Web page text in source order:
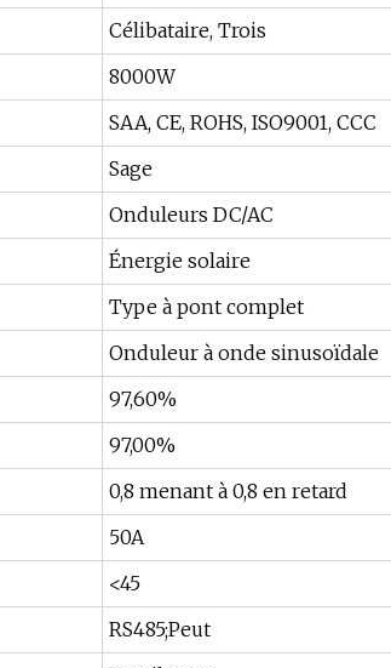
Célibataire, Trois
8000W
SAA, CE, ROHS, ISO9001, CCC
Sage
Onduleurs DC/AC
Énergie solaire
Type à pont complet
Onduleur à onde sinusoïdale
97,60%
97,00%
0,8 menant à 0,8 en retard
50A
<45
RS485;Peut